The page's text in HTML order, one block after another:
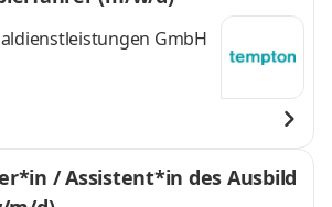
GmbH
/ Assistent*in des Ausbild